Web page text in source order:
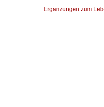
Ergänzungen zum